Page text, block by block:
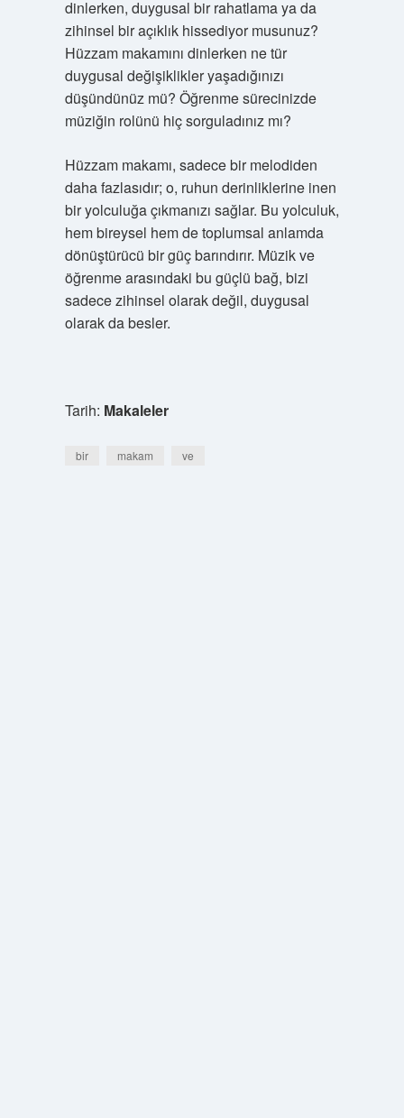
dinlerken, duygusal bir rahatlama ya da
zihinsel bir açıklık hissediyor musunuz?
Hüzzam makamını dinlerken ne tür
duygusal değişiklikler yaşadığınızı
düşündünüz mü? Öğrenme sürecinizde
müziğin rolünü hiç sorguladınız mı?
Hüzzam makamı, sadece bir melodiden
daha fazlasıdır; o, ruhun derinliklerine inen
bir yolculuğa çıkmanızı sağlar. Bu yolculuk,
hem bireysel hem de toplumsal anlamda
dönüştürücü bir güç barındırır. Müzik ve
öğrenme arasındaki bu güçlü bağ, bizi
sadece zihinsel olarak değil, duygusal
olarak da besler.
Tarih: Makaleler
bir makam ve